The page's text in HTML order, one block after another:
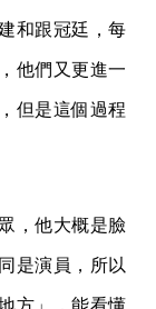
和跟冠廷，每
他們又更進一
但是這個過程
，他大概是臉
是演員，所以
方」，能看懂